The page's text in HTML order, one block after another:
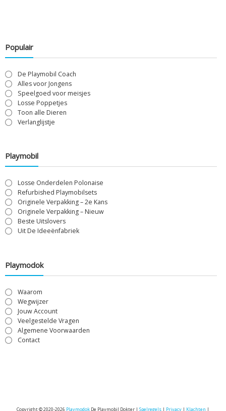
Populair
De Playmobil Coach
Alles voor Jongens
Speelgoed voor meisjes
Losse Poppetjes
Toon alle Dieren
Verlanglijstje
Playmobil
Losse Onderdelen Polonaise
Refurbished Playmobilsets
Originele Verpakking – 2e Kans
Originele Verpakking – Nieuw
Beste Uitslovers
Uit De Ideeënfabriek
Playmodok
Waarom
Wegwijzer
Jouw Account
Veelgestelde Vragen
Algemene Voorwaarden
Contact
Copyright © 2020-2026 PlaymodokDe Playmobil Dokter | Spelregels| Privacy | Klachten |